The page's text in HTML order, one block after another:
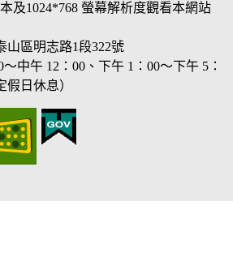
及1024*768 螢幕解析度觀看本網站
山區明志路1段322號
中午 12：00、下午 1：00～下午 5：
日休息）